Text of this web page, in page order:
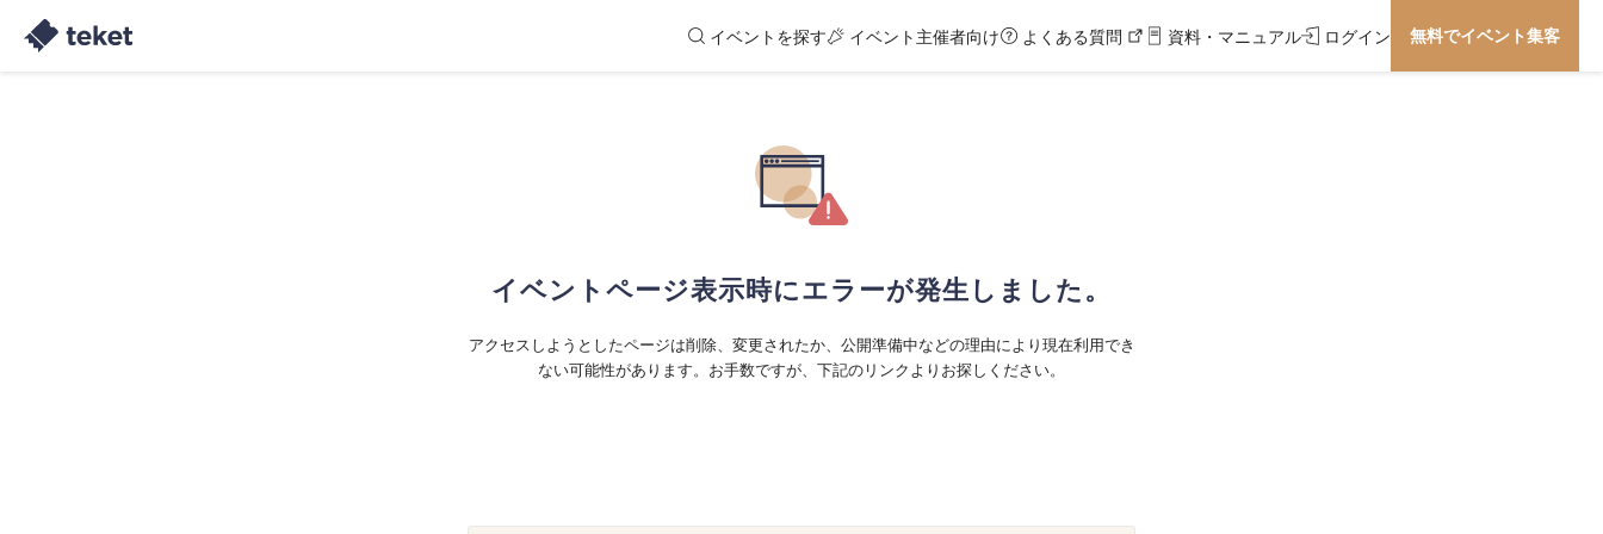
イベントを探す イベント主催者向け よくある質問 資料・マニュアル ログイン 無料でイベント集客
イベントページ表示時にエラーが発生しました。
アクセスしようとしたページは削除、変更されたか、公開準備中などの理由により現在利用でき
ない可能性があります。お手数ですが、下記のリンクよりお探しください。